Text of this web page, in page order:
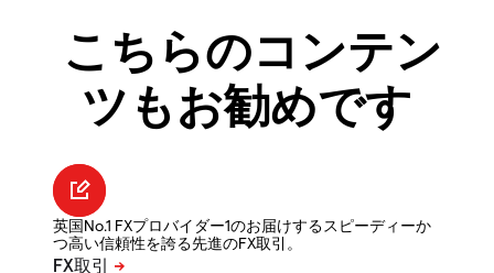
こちらのコンテン
ツもお勧めです
英国No.1 FXプロバイダー1のお届けするスピーディーか
つ高い信頼性を誇る先進のFX取引。